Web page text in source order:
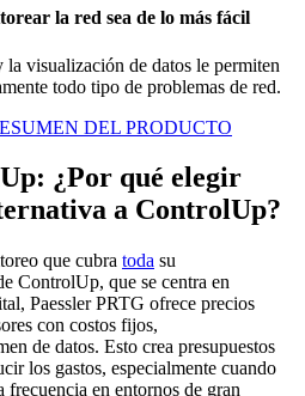
la red sea de lo más fácil
la visualización de datos le permiten
todo tipo de problemas de red.
DEL PRODUCTO
¿Por qué elegir
a ControlUp?
que cubra toda su
ControlUp, que se centra en
Paessler PRTG ofrece precios
con costos fijos,
de datos. Esto crea presupuestos
los gastos, especialmente cuando
frecuencia en entornos de gran